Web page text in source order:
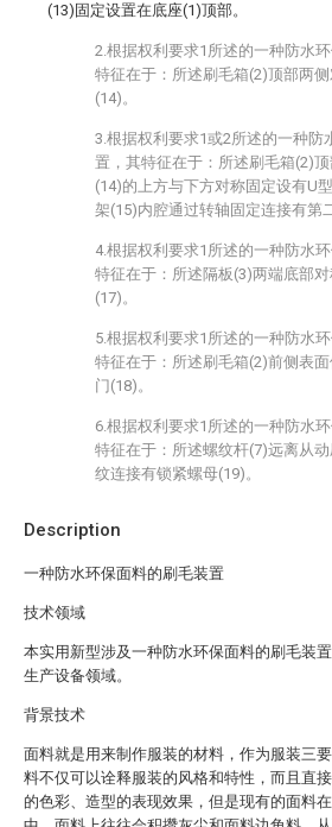
Description
一种防水环保面料的刷毛装置
技术领域
本实用新型涉及一种防水环保面料的刷毛装
生产设备领域。
背景技术
面料就是用来制作服装的材料，作为服装三
料不仅可以诠释服装的风格和特性，而且直
的色彩、造型的表现效果，但是现有的面料
(13)固定设置在底座(1)顶部。
2.根据权利要求1所述的一种防水
特征在于：所述刷毛箱(2)顶部两
(14)。
3.根据权利要求1或2所述的一种防
置，其特征在于：所述刷毛箱(2)
(14)的上方与下方对称固定设有U
架(15)内腔通过转轴固定连接有第
4.根据权利要求1所述的一种防水
特征在于：所述隔板(3)两端底部
(17)。
5.根据权利要求1所述的一种防水
特征在于：所述刷毛箱(2)前侧表
门(18)。
6.根据权利要求1所述的一种防水
特征在于：所述螺纹杆(7)远离从
纹连接有锁紧螺母(19)。